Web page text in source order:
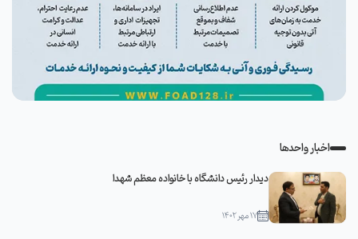
اخبار واحدها
دیدار رئیس دانشگاه با خانواده معظم شهدا
۱۷ مهر ۱۴۰۲